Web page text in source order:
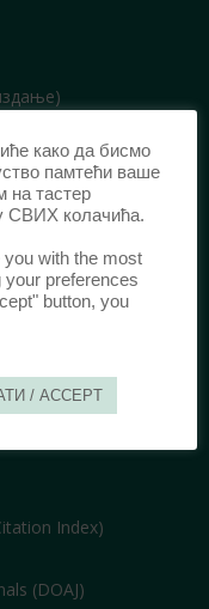
у
Index)
(DOAJ)
како да бисмо
памтећи ваше
на тастер
СВИХ колачића.
with the most
your preferences
button, you
/ ACCEPT